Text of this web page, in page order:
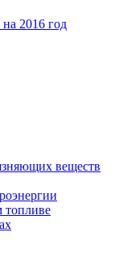
2016 год
веществ
топливе